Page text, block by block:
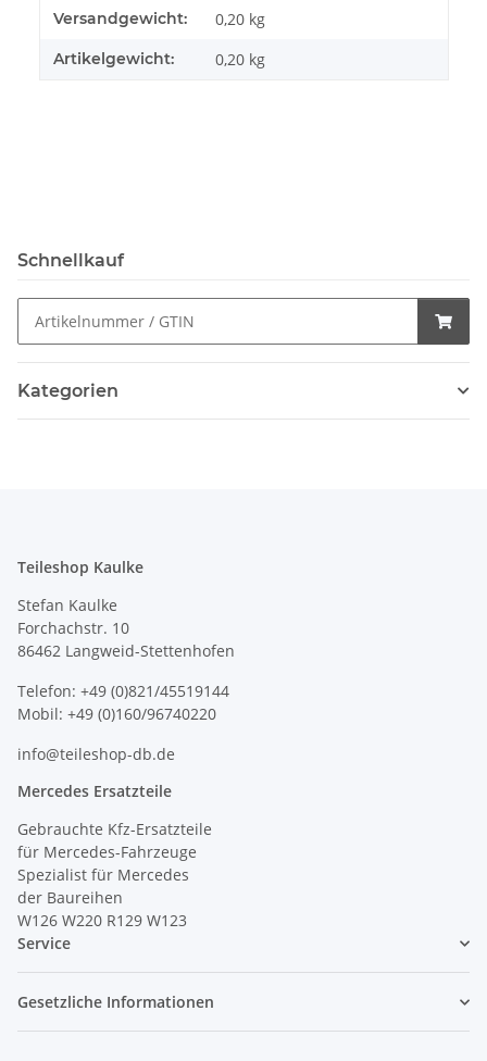
Produkteigenschaft
Wert
Versandgewicht: 0,20 kg
Artikelgewicht: 0,20 kg
Schnellkauf
Kategorien
Teileshop Kaulke
Stefan Kaulke
Forchachstr. 10
86462 Langweid-Stettenhofen
Telefon: +49 (0)821/45519144
Mobil: +49 (0)160/96740220
info@teileshop-db.de
Mercedes Ersatzteile
Gebrauchte Kfz-Ersatzteile
für Mercedes-Fahrzeuge
Spezialist für Mercedes
der Baureihen
W126 W220 R129 W123
Service
Gesetzliche Informationen